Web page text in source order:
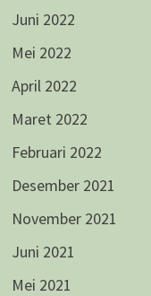
Juni 2022
Mei 2022
April 2022
Maret 2022
Februari 2022
Desember 2021
November 2021
Juni 2021
Mei 2021